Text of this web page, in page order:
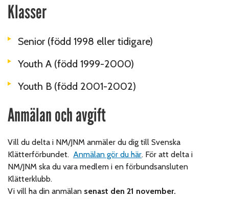
Klasser
Senior (född 1998 eller tidigare)
Youth A (född 1999-2000)
Youth B (född 2001-2002)
Anmälan och avgift
Vill du delta i NM/JNM anmäler du dig till Svenska
Klätterförbundet.Anmälan gör du här. För att delta i
NM/JNM ska du vara medlem i en förbundsansluten
Klätterklubb.
Vi vill ha din anmälan senast den 21 november.